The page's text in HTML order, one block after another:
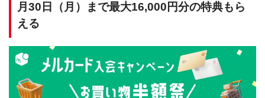
月30日（月）まで最大16,000円分の特典もら
える